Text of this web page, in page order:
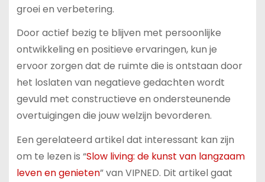
groei en verbetering.
Door actief bezig te blijven met persoonlijke
ontwikkeling en positieve ervaringen, kun je
ervoor zorgen dat de ruimte die is ontstaan door
het loslaten van negatieve gedachten wordt
gevuld met constructieve en ondersteunende
overtuigingen die jouw welzijn bevorderen.
Een gerelateerd artikel dat interessant kan zijn
om te lezen is “Slow living: de kunst van langzaam
leven en genieten” van VIPNED. Dit artikel gaat